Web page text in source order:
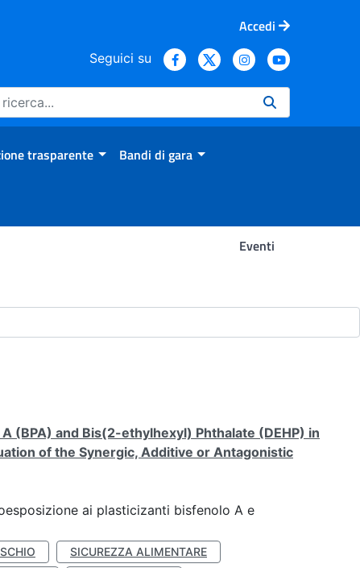
Accedi
Seguici su
trasparente Bandi di gara
Eventi
(BPA) and Bis(2-ethylhexyl) Phthalate (DEHP) in
of the Synergic, Additive or Antagonistic
ai plasticizanti bisfenolo A e
SICUREZZA ALIMENTARE